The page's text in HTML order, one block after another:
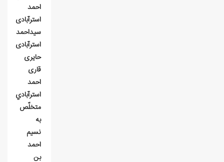
احمد
استرآبادی
سیداحمد
استرآبادی
حایری
قاری
احمد
استرآبادي
متخلّص
به
نسيم
احمد
بن